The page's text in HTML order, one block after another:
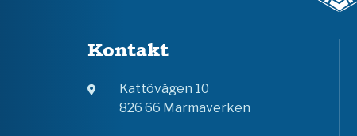
Kontakt
Kattövägen 10
826 66 Marmaverken